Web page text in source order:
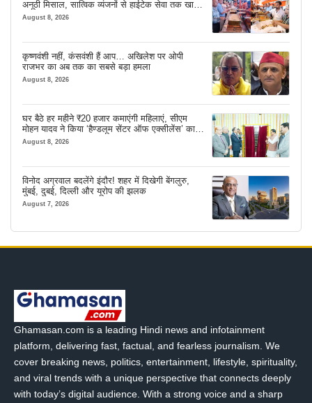
अनूठी मिसाल, सात्विक व्यंजनों से हाईटेक सेवा तक खास
इंतजाम
August 8, 2026
कृष्णवंशी नहीं, कंसवंशी हैं आप… अखिलेश पर ओपी
राजभर का अब तक का सबसे बड़ा हमला
August 8, 2026
घर बैठे हर महीने ₹20 हजार कमाएंगी महिलाएं, सीएम
मोहन यादव ने किया ‘हैण्डलूम सेंटर ऑफ एक्सीलेंस’ का
शुभारंभ
August 8, 2026
विनोद अग्रवाल बदलेंगे इंदौर! शहर में दिखेगी बेंगलुरु,
मुंबई, दुबई, दिल्ली और यूरोप की झलक
August 7, 2026
Ghamasan.com is a leading Hindi news and infotainment
platform, delivering fast, factual, and fearless journalism. We
cover breaking news, politics, entertainment, lifestyle, spirituality,
and viral trends with a unique perspective that connects deeply
with today’s digital audience. With a strong voice and a sharp